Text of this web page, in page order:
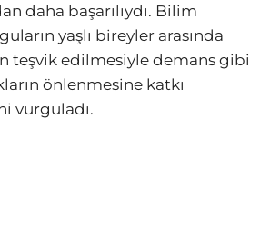
daha başarılıydı. Bilim
yaşlı bireyler arasında
teşvik edilmesiyle demans gibi
önlenmesine katkı
vurguladı.